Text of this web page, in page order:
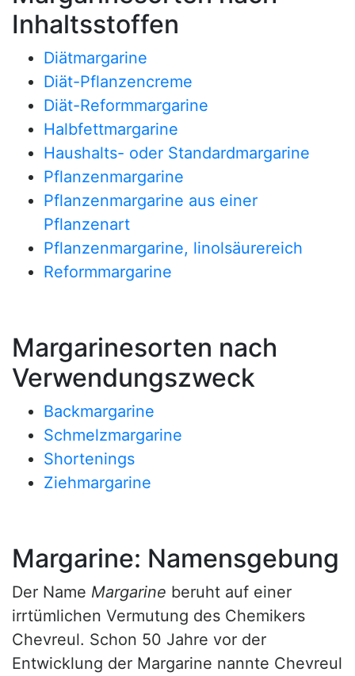
Inhaltsstoffen
Diätmargarine
Diät-Pflanzencreme
Diät-Reformmargarine
Halbfettmargarine
Haushalts- oder Standardmargarine
Pflanzenmargarine
Pflanzenmargarine aus einer
Pflanzenart
Pflanzenmargarine, linolsäurereich
Reformmargarine
Margarinesorten nach
Verwendungszweck
Backmargarine
Schmelzmargarine
Shortenings
Ziehmargarine
Margarine: Namensgebung
Der Name Margarine beruht auf einer
irrtümlichen Vermutung des Chemikers
Chevreul. Schon 50 Jahre vor der
Entwicklung der Margarine nannte Chevreul